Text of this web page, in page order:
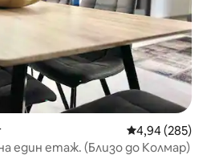
Средна
4,94 (285)
един етаж. (Близо до Колмар)